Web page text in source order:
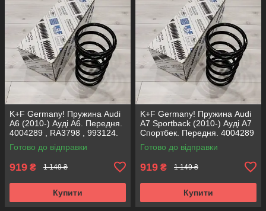
K+F Germany! Пружина Audi
A6 (2010-) Ауді А6. Передня.
4004289 , RA3798 , 993124.
К+Ф Німеччина
Готово до відправки
919 ₴ 1 149 ₴
Купити
K+F Germany! Пружина Audi
A7 Sportback (2010-) Ауді А7
Спортбек. Передня. 4004289
, RA3798 , 993124. К+Ф
Німеччина
Готово до відправки
919 ₴ 1 149 ₴
Купити